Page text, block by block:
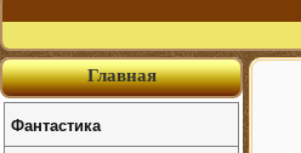
Главная
Фантастика